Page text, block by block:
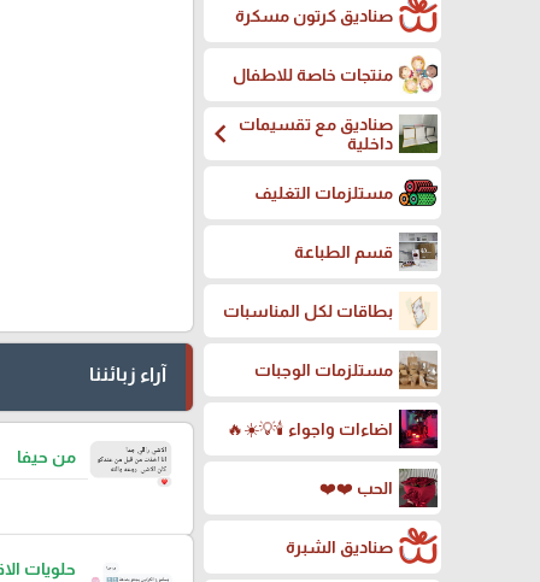
صناديق كرتون مسكرة
منتجات خاصة للاطفال
صناديق مع تقسيمات
داخلية
chevron_left
مستلزمات التغليف
قسم الطباعة
بطاقات لكل المناسبات
مستلزمات الوجبات
اضاءات واجواء 🕯️💡☀️🔥
الحب ❤️❤️
صناديق الشبرة
آراء زبائننا
من حيفا
حلويات